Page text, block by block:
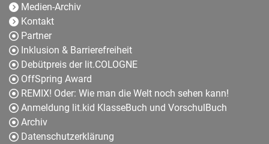
Medien-Archiv
Kontakt
Partner
Inklusion & Barrierefreiheit
Debütpreis der lit.COLOGNE
OffSpring Award
REMIX! Oder: Wie man die Welt noch sehen kann!
Anmeldung lit.kid KlasseBuch und VorschulBuch
Archiv
Datenschutzerklärung